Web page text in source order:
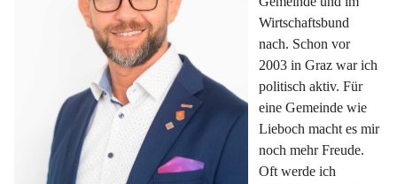
Wirtschaftsbund
nach. Schon vor
2003 in Graz war ich
politisch aktiv. Für
eine Gemeinde wie
Lieboch macht es mir
noch mehr Freude.
Oft werde ich